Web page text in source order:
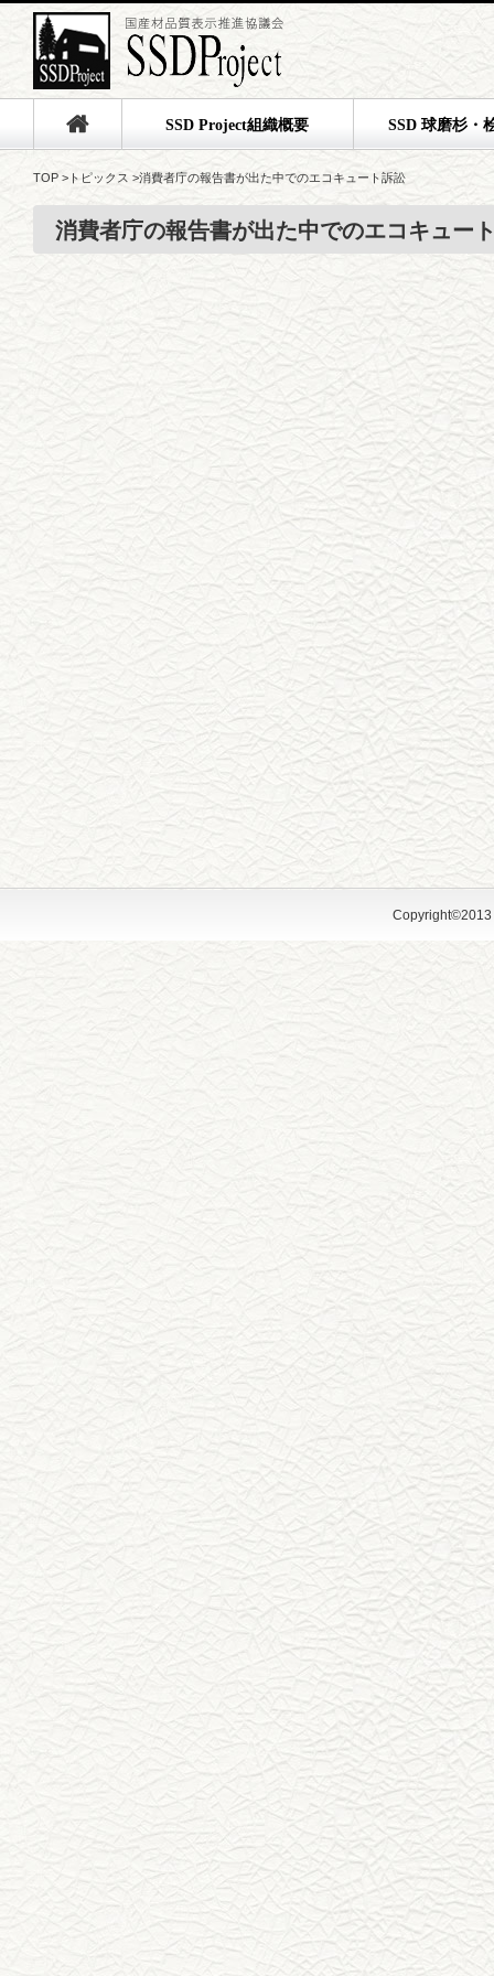
SSD Project組織概要 SSD 球磨杉・
TOP > トピックス >消費者庁の報告書が出た中でのエコキュート訴訟
消費者庁の報告書が出た中でのエコキュー
Copyright©2013